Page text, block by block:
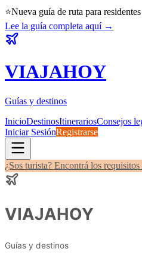
⭐Nueva guía de ruta para
Lee la guía completa aquí →
VIAJAHOY
Guías y destinos
InicioDestinosItinerariosConsejos
Iniciar SesiónRegistrarse
¿Sos turista? Encontrá los
VIAJAHOY
Guías y destinos